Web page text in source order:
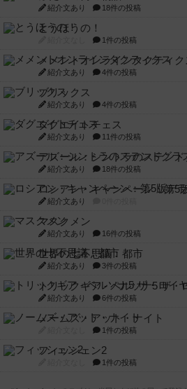
紹介文あり 18件の投稿
とうほうの！
1件の投稿
メメントオンラインタクティク
紹介文あり 4件の投稿
ブリックス
紹介文あり 4件の投稿
ダグエイトチェス
紹介文あり 11件の投稿
アズール：シントラのステンド
紹介文あり 18件の投稿
ロシアン・キャンペーン：第5
紹介文あり
マスクメン
紹介文あり 16件の投稿
世界の七不思議：都市
紹介文あり 3件の投稿
トリックギア - ペルソナ5 ザ・
紹介文あり 6件の投稿
ノームズ・アット・ナイト
1件の投稿
フィッシェン2
1件の投稿